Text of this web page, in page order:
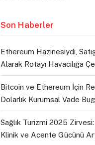
Son Haberler
Ethereum Hazinesiydi,
Alarak Rotayı Havacılığa
Bitcoin ve Ethereum İçin
Dolarlık Kurumsal Vade
Sağlık Turizmi 2025
Klinik ve Acente Gücünü